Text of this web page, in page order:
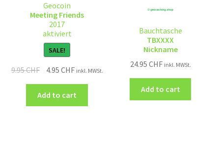
Geocoin
Meeting Friends
2017
aktiviert
SALE!
9.95CHF 4.95 CHF inkl. MWSt.
Add to cart
Bauchtasche
TBXXXX
Nickname
24.95 CHF inkl. MWSt.
Add to cart